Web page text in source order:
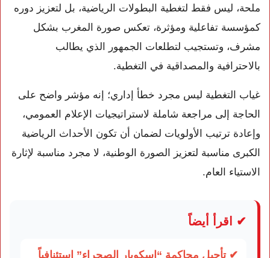
ملحة، ليس فقط لتغطية البطولات الرياضية، بل لتعزيز دوره
كمؤسسة تفاعلية ومؤثرة، تعكس صورة المغرب بشكل
مشرف، وتستجيب لتطلعات الجمهور الذي يطالب
بالاحترافية والمصداقية في التغطية.
غياب التغطية ليس مجرد خطأ إداري؛ إنه مؤشر واضح على
الحاجة إلى مراجعة شاملة لاستراتيجيات الإعلام العمومي،
وإعادة ترتيب الأولويات لضمان أن تكون الأحداث الرياضية
الكبرى مناسبة لتعزيز الصورة الوطنية، لا مجرد مناسبة لإثارة
الاستياء العام.
✔ اقرأ أيضاً
✔ تأجيل محاكمة “إسكوبار الصحراء” استئنافياً